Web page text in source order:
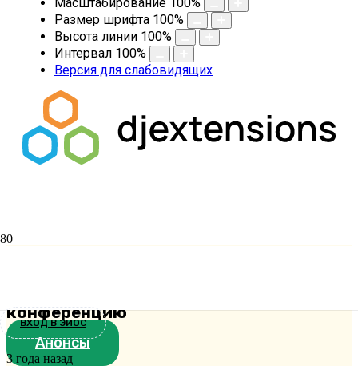
Размер шрифта 100%
Высота линии 100%
Интервал 100%
Версия для слабовидящих
ВХОД В ЭИОС
конференцию
Анонсы
3 года назад